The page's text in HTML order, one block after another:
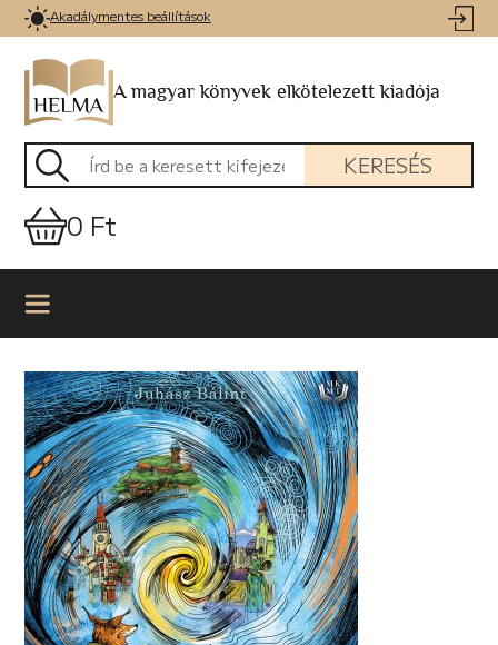
Akadálymentes beállítások
A magyar könyvek elkötelezett kiadója
KERESÉS
0 Ft